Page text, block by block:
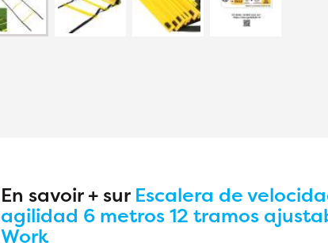
En savoir + sur Escalera de
agilidad 6 metros 12 tramos
Work